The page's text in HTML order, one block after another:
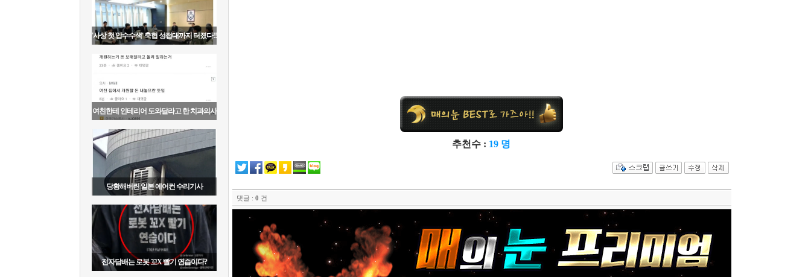
'사상 첫 압수수색' 축협 성접대까지 터졌다!!
여친한테 인테리어 도와달라고 한 치과의사
당황해버린 일본 에어컨 수리기사
전자담배는 로봇 꼬X 빨기 연습이다?
추천수 : 19 명
댓글 : 0 건